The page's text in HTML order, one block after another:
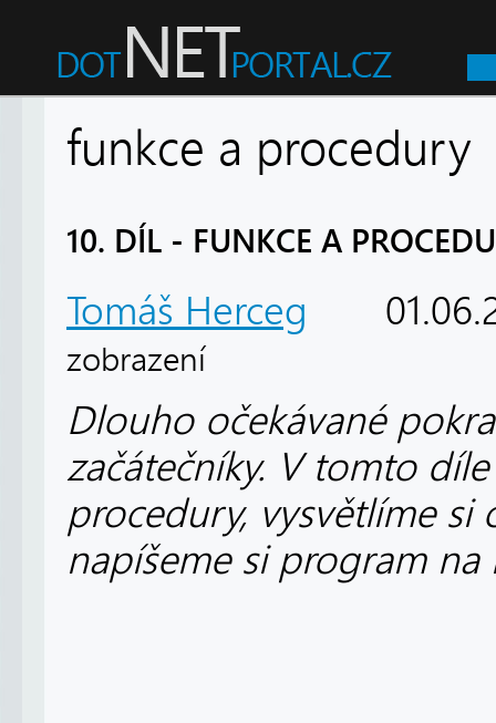
funkce a procedury
10. DÍL - FUNKCE A
Tomáš Herceg
zobrazení
Dlouho očekávané
začátečníky. V tomto
procedury, vysvětlíme
napíšeme si program